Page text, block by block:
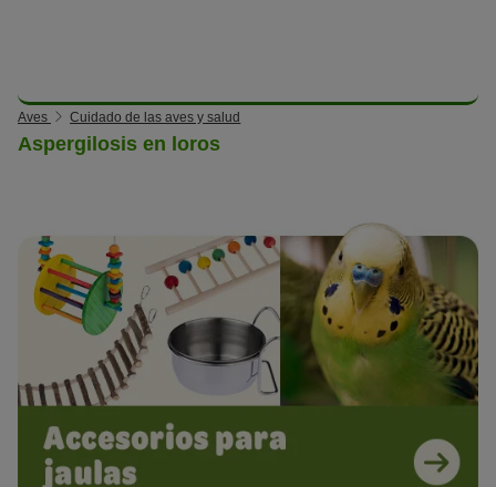
Aves Cuidado de las aves y salud
Aspergilosis en loros